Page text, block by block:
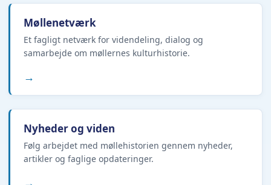
Møllenetværk
Et fagligt netværk for videndeling, dialog og
samarbejde om møllernes kulturhistorie.
→
Nyheder og viden
Følg arbejdet med møllehistorien gennem nyheder,
artikler og faglige opdateringer.